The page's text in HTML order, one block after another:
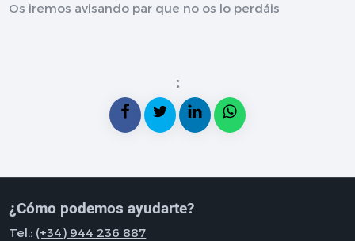
Os iremos avisando par que no os lo perdáis
:
¿Cómo podemos ayudarte?
Tel.: (+34) 944 236 887